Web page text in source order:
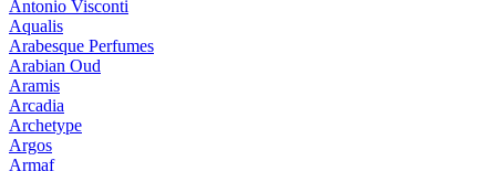
Antonio Visconti
Aqualis
Arabesque Perfumes
Arabian Oud
Aramis
Arcadia
Archetype
Argos
Armaf